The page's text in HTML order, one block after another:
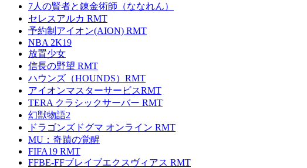
7人の賢者と錬金術師（ななれん）
セレスアルカ RMT
予約制アイオン(AION) RMT
NBA 2K19
放置少女
信長の野望 RMT
ハウンズ（HOUNDS）RMT
アイオンマスターサービスRMT
TERA クラシックサーバー RMT
幻獣物語2
ドラゴンズドグマ オンライン RMT
MU：奇蹟の覚醒
FIFA19 RMT
FFBE-FFブレイブエクスヴィアス RMT